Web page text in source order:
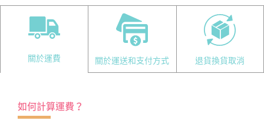
關於運費 關於運送和支付方式 退貨換貨取消
如何計算運費？